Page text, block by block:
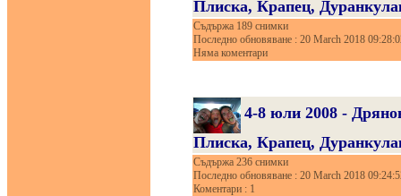
Плиска, Крапец,
Съдържа 189 снимки
Последно обновяване : 20 March 2018
Няма коментари
4-8 юли 2008 -
Плиска, Крапец,
Съдържа 236 снимки
Последно обновяване : 20 March 2018
Коментари : 1